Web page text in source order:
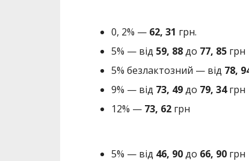
0, 2% — 62, 31 грн.
5% — від 59, 88до 77, 85грн
5% безлактозний — від 78,
9% — від 73, 49до 79, 34грн
12% — 73, 62грн
5% — від 46, 90до 66, 90грн